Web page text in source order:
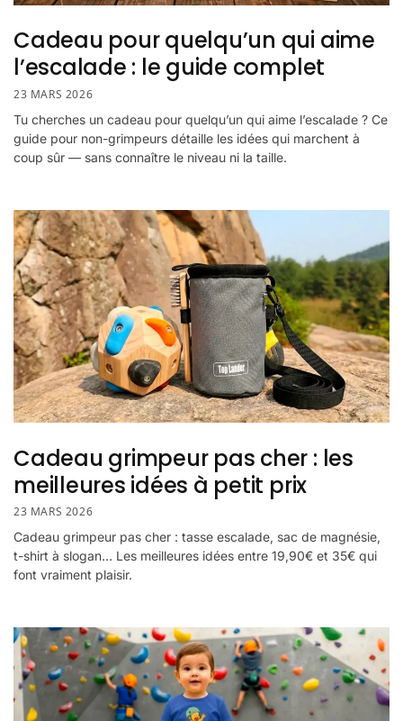
Cadeau pour quelqu’un qui aime
l’escalade : le guide complet
23 MARS 2026
Tu cherches un cadeau pour quelqu’un qui aime l’escalade ? Ce
guide pour non-grimpeurs détaille les idées qui marchent à
coup sûr — sans connaître le niveau ni la taille.
Cadeau grimpeur pas cher : les
meilleures idées à petit prix
23 MARS 2026
Cadeau grimpeur pas cher : tasse escalade, sac de magnésie,
t-shirt à slogan… Les meilleures idées entre 19,90€ et 35€ qui
font vraiment plaisir.